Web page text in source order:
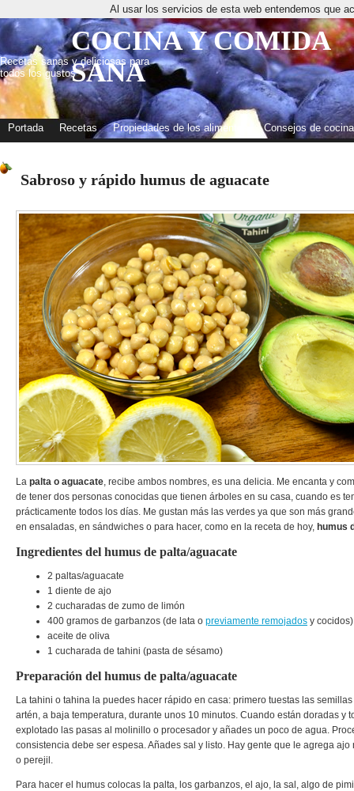
COCINA Y COMIDA
SANA
Recetas sanas y deliciosas para
todos los gustos
Portada Recetas Propiedades de los alimentos Consejos de cocina
Sabroso y rápido humus de aguacate
La palta o aguacate, recibe ambos nombres, es una delicia. Me encanta y
de tener dos personas conocidas que tienen árboles en su casa, cuando es
prácticamente todos los días. Me gustan más las verdes ya que son más
en ensaladas, en sándwiches o para hacer, como en la receta de hoy, humus
Ingredientes del humus de palta/aguacate
2 paltas/aguacate
1 diente de ajo
2 cucharadas de zumo de limón
400 gramos de garbanzos (de lata o previamente remojados y cocidos)
aceite de oliva
1 cucharada de tahini (pasta de sésamo)
Preparación del humus de palta/aguacate
La tahini o tahina la puedes hacer rápido en casa: primero tuestas las
artén, a baja temperatura, durante unos 10 minutos. Cuando están doradas y
explotado las pasas al molinillo o procesador y añades un poco de agua.
consistencia debe ser espesa. Añades sal y listo. Hay gente que le agrega ajo
o perejil.
Para hacer el humus colocas la palta, los garbanzos, el ajo, la sal, algo de
Al usar los servicios de esta web entendemos que